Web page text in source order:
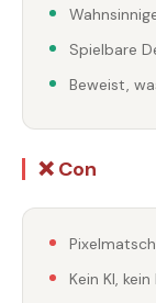
Spielbare
Beweist,
❌ Con
Kein KI,